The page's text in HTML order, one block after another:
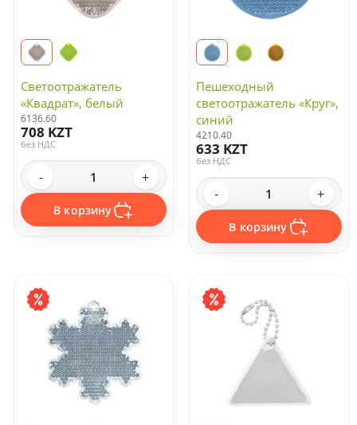
Светоотражатель
«Квадрат», белый
6136.60
708 KZT
без НДС
- +
В корзину
Пешеходный
светоотражатель «Круг»,
синий
4210.40
633 KZT
без НДС
- +
В корзину